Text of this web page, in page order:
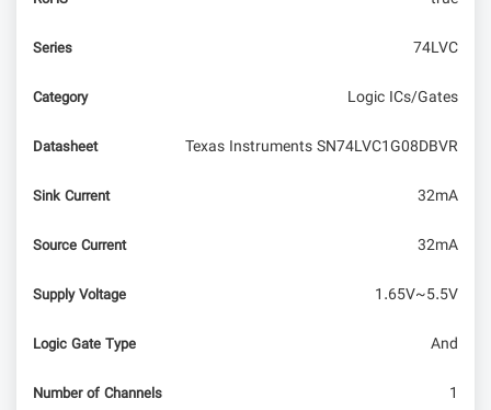
Series 74LVC
Category Logic ICs/Gates
Datasheet Texas Instruments SN74LVC1G08DBVR
Sink Current 32mA
Source Current 32mA
Supply Voltage 1.65V~5.5V
Logic Gate Type And
Number of Channels 1